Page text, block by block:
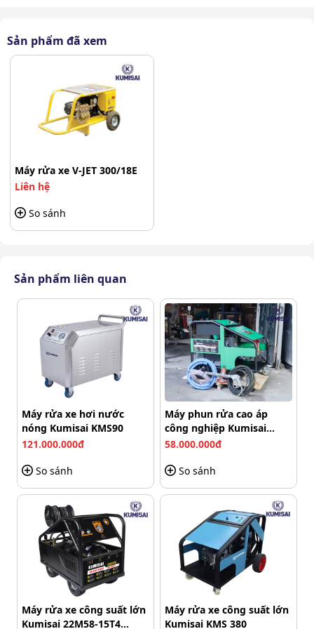
Với công suất lên tới 11kW, V-JET 300/18E mạnh hơn 85%
các dòng
máy rửa xe giá rẻthông thường. Đây là nền
tảng lý tưởng để máy tạo ra áp lực phun cực mạnh và
lưu lượng nước ổn định trong thời gian dài.
Động cơ cảm ứng từ giúp máy vận hành êm, hạn chế
hỏng hóc, ít phải bảo trì và đặc biệt không bị nóng máy
dù làm việc liên tục trong nhiều giờ. Cực kỳ phù hợp với
các gara có lượng xe lớn hoặc nhu cầu vệ sinh chuyên
nghiệp.
Sản phẩm đã xem
Máy rửa xe V-JET 300/18E
Liên hệ
So sánh
Sản phẩm liên quan
Máy rửa xe hơi nước
nóng Kumisai KMS90
121.000.000đ
So sánh
Máy phun rửa cao áp
công nghiệp Kumisai
KMS-350/15
58.000.000đ
So sánh
Máy rửa xe công suất lớn
Kumisai 22M58-15T4
Máy rửa xe công suất lớn
Kumisai KMS 380